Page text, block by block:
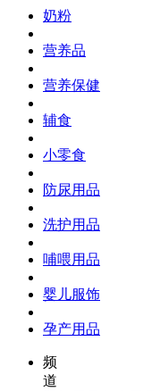
奶粉
营养品
营养保健
辅食
小零食
防尿用品
洗护用品
哺喂用品
婴儿服饰
孕产用品
频
道